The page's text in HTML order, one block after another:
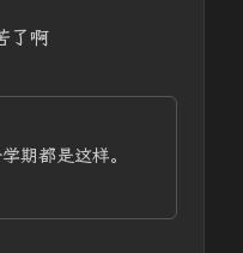
了啊
期都是这样。